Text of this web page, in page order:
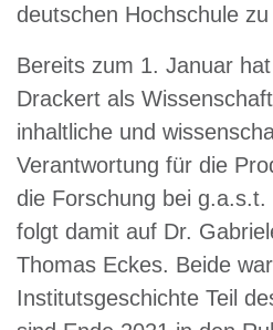
deutschen Hochschule zu
Bereits zum 1. Januar
Drackert als
inhaltliche und
Verantwortung für die
die Forschung bei
folgt damit auf Dr.
Thomas Eckes. Beide
Institutsgeschichte Teil